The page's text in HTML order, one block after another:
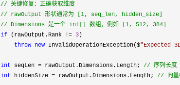
// 关键修复：正确获取维度
// rawOutput 形状通常为 [1, seq_len, hidden_size]
// Dimensions 是一个 int[] 数组，例如 [1, 512, 384]
if (rawOutput.Rank != 3 )
throw new InvalidOperationException($"Expected
int seqLen = rawOutput.Dimensions.Length; // 序列长度
int hiddenSize = rawOutput.Dimensions.Length; // 向